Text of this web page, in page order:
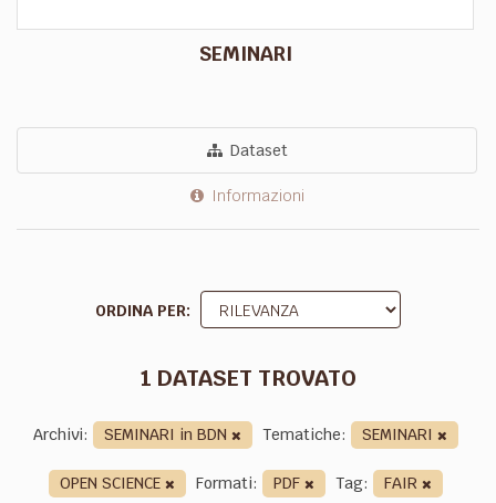
SEMINARI
Dataset
Informazioni
ORDINA PER
1 DATASET TROVATO
Archivi: SEMINARI in BDN Tematiche:
SEMINARI
OPEN SCIENCE
Formati: PDF Tag:
FAIR